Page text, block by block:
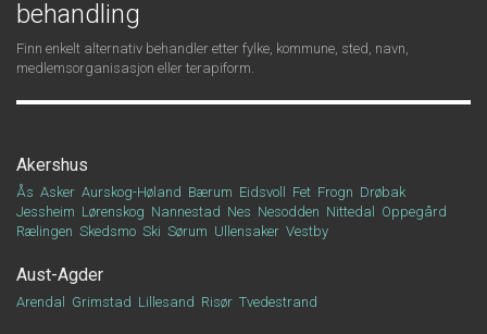
behandling
Finn enkelt alternativ behandler etter fylke, kommune, sted, navn,
medlemsorganisasjon eller terapiform.
Akershus
Ås Asker Aurskog-Høland Bærum Eidsvoll Fet Frogn Drøbak
Jessheim Lørenskog Nannestad Nes Nesodden Nittedal
Oppegård
Rælingen Skedsmo Ski Sørum Ullensaker Vestby
Aust-Agder
Arendal Grimstad Lillesand Risør Tvedestrand